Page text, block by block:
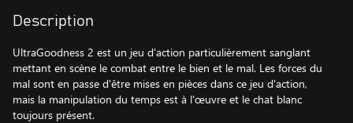
Description
UltraGoodness 2 est un jeu d'action particulièrement sanglant
mettant en scène le combat entre le bien et le mal. Les forces du
mal sont en passe d'être mises en pièces dans ce jeu d'action,
mais la manipulation du temps est à l'œuvre et le chat blanc
toujours présent.